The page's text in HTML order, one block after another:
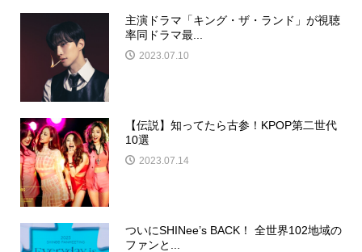
主演ドラマ「キング・ザ・ランド」が視聴
率同ドラマ最...
2023.07.10
【伝説】知ってたら古参！KPOP第二世代
10選
2023.07.14
ついにSHINee’s BACK！ 全世界102地域の
ファンと...